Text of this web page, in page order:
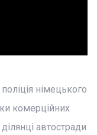
німецького
комерційних
автостради